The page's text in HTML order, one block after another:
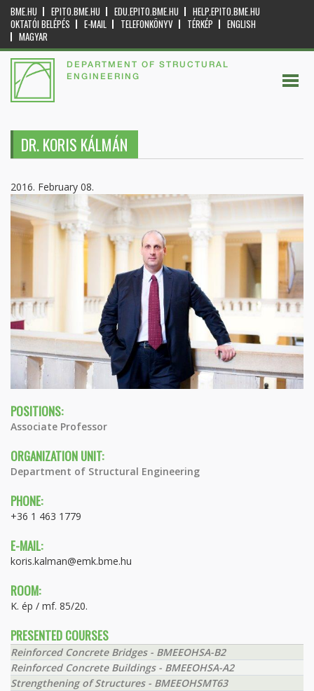
BME.HU EPITO.BME.HU EDU.EPITO.BME.HU
HELP.EPITO.BME.HU
OKTATÓI BELÉPÉS
E-MAIL TELEFONKÖNYV TÉRKÉP
ENGLISH
MAGYAR
DEPARTMENT OF STRUCTURAL
ENGINEERING
DR. KORIS KÁLMÁN
2016. February 08.
POSITIONS:
Associate Professor
ORGANIZATION UNIT:
Department of Structural Engineering
PHONE:
+36 1 463 1779
E-MAIL:
koris.kalman@emk.bme.hu
ROOM:
K. ép / mf. 85/20.
PRESENTED COURSES
Reinforced Concrete Bridges - BMEEOHSA-B2
Reinforced Concrete Buildings - BMEEOHSA-A2
Strengthening of Structures - BMEEOHSMT63